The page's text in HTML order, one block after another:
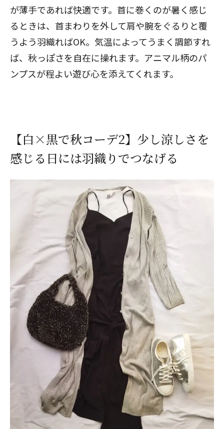
が薄手であれば快適です。首に巻くのが暑く感じ
るときは、首まわりを外して肩や腕をぐるりと覆
うよう羽織ればOK。気温によってうまく調節すれ
ば、秋っぽさを自在に操れます。アニマル柄のパ
ンプスが程よい遊び心を添えてくれます。
【白×黒で秋コーデ2】少し涼しさを
感じる日には羽織りでつなげる